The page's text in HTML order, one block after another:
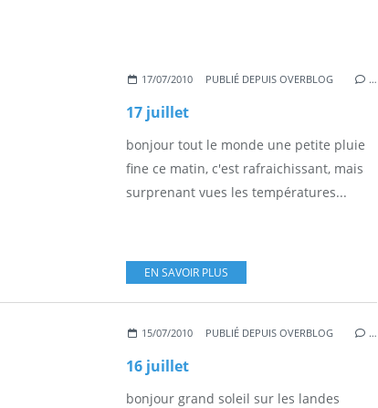
17/07/2010 PUBLIÉ DEPUIS OVERBLOG …
17 juillet
bonjour tout le monde une petite pluie
fine ce matin, c'est rafraichissant, mais
surprenant vues les températures...
EN SAVOIR PLUS
15/07/2010 PUBLIÉ DEPUIS OVERBLOG …
16 juillet
bonjour grand soleil sur les landes